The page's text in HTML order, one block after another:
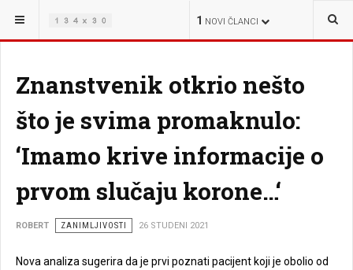
1 NOVI ČLANCI
NALAZITE SE OVDJE:
Znanstvenik otkrio nešto
što je svima promaknulo:
‘Imamo krive informacije o
prvom slučaju korone…‘
ROBERT ZANIMLJIVOSTI 26 STUDENI 2021
Nova analiza sugerira da je prvi poznati pacijent koji je obolio od